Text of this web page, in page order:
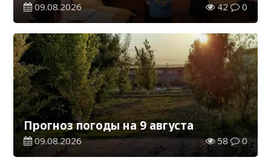
работы в новом учебном году
09.08.2026 42 0
Прогноз погоды на 9 августа
09.08.2026 58 0